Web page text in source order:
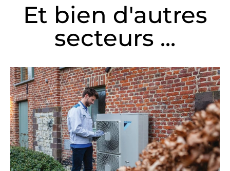
Et bien d'autres
secteurs ...